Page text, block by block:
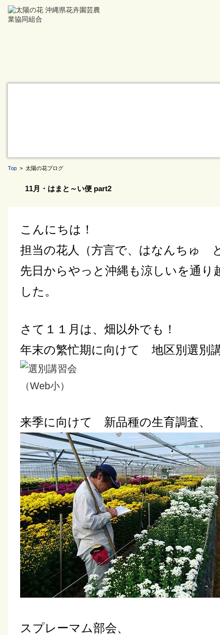
Top > 太陽の花ブログ
11月・はまと～い便 part2
こんにちは！
担当の花人（方言で、はなんちゅ
先日からやっと沖縄も涼しいを通り
した。
さて１１月は、畑以外でも！
年末の繁忙期に向けて 地区別選別
来季に向けて 新品種の生育調査、
スプレーマム部会、